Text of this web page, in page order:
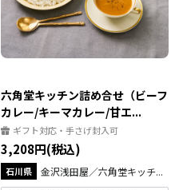
六角堂キッチン詰め合せ（ビーフ
カレー/キーマカレー/甘エ...
ギフト対応・手さげ封入可
3,208円(税込)
石川県 金沢浅田屋／六角堂キッチ...